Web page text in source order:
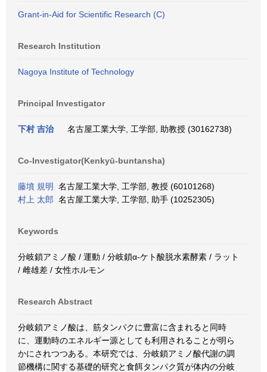
Grant-in-Aid for Scientific Research (C)
Research Institution
Nagoya Institute of Technology
Principal Investigator
下村 吉治 名古屋工業大学, 工学部, 助教授 (30162738)
Co-Investigator(Kenkyū-buntansha)
藤墳 規明
名古屋工業大学, 工学部, 教授 (60101268)
村上 太郎 名古屋工業大学, 工学部, 助手 (10252305)
Keywords
分岐鎖アミノ酸 / 運動 / 分岐鎖α-ケト酸脱水素酵素 / ラット
/ 雌雄差 / 女性ホルモン
Research Abstract
分岐鎖アミノ酸は、筋タンパクに豊富に含まれると同時
に、運動時のエネルギー源としても利用されることが明ら
かにされつつある。本研究では、分岐鎖アミノ酸代謝の調
節機構に関する基礎的研究と食餌タンパク質が体内の分岐